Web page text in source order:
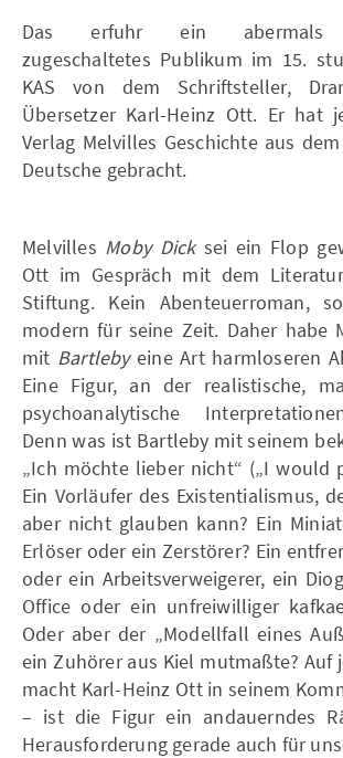
Das erfuhr ein abermals
zugeschaltetes Publikum im 15.
KAS von dem Schriftsteller,
Übersetzer Karl-Heinz Ott. Er hat
Verlag Melvilles Geschichte aus
Deutsche gebracht.
Melvilles Moby Dicksei ein Flop
Ott im Gespräch mit dem
Stiftung. Kein Abenteuerroman,
modern für seine Zeit. Daher habe
mit Bartlebyeine Art harmloseren
Eine Figur, an der realistische,
psychoanalytische
Denn was ist Bartleby mit seinem
„Ich möchte lieber nicht“ („I would
Ein Vorläufer des Existentialismus,
aber nicht glauben kann? Ein
Erlöser oder ein Zerstörer? Ein
oder ein Arbeitsverweigerer, ein
Office oder ein unfreiwilliger
Oder aber der „Modellfall eines
ein Zuhörer aus Kiel mutmaßte? Auf
macht Karl-Heinz Ott in seinem
– ist die Figur ein andauerndes
Herausforderung gerade auch für